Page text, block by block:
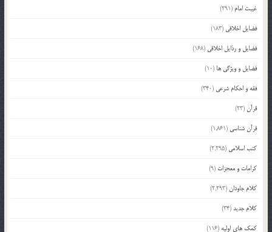
غیبت امام (291)
فضایل اخلاقی (183)
فضایل و رذایل اخلاقی (168)
فضایل و ویژگی ها (10)
فقه و احکام شرعی (340)
قرآن(23)
قرآن شناسی (1,861)
کتب اسلامی (2,295)
کرامات و معجزات (9)
کلام جاودان(2,293)
کلام جدید(34)
کمک های اولیه (116)